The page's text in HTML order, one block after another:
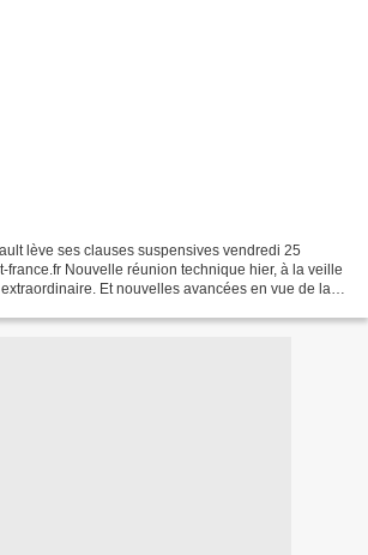
lève ses clauses suspensives vendredi 25
france.fr Nouvelle réunion technique hier, à la veille
Et nouvelles avancées en vue de la